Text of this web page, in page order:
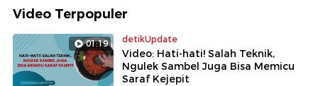
Video Terpopuler
01:19 detikUpdate
Video: Hati-hati! Salah Teknik,
Ngulek Sambel Juga Bisa Memicu
Saraf Kejepit